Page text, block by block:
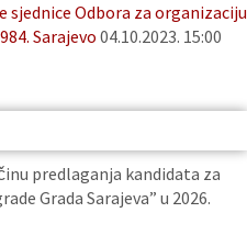
sjednice Odbora za organizaciju
Sarajevo 04.10.2023. 15:00
predlaganja kandidata za
Grada Sarajeva” u 2026.